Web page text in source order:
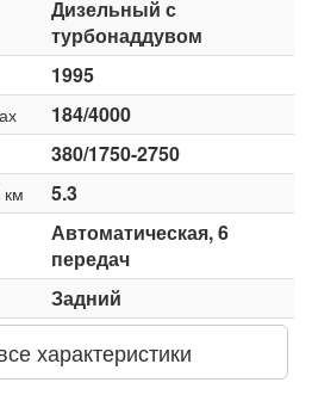
Дизельный с
турбонаддувом
1995
184/4000
380/1750-2750
км
5.3
Автоматическая, 6
передач
Задний
характеристики